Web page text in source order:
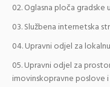
Oglasna ploča gradske
Službena internetska
Upravni odjel za
Upravni odjel za
imovinskopravne poslove